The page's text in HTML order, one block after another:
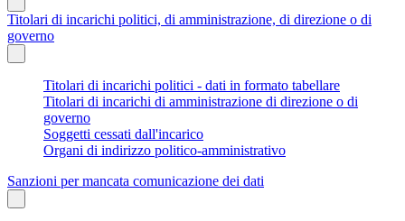
Titolari di incarichi politici, di amministrazione, di direzione o di
governo
Titolari di incarichi politici - dati in formato tabellare
Titolari di incarichi di amministrazione di direzione o di
governo
Soggetti cessati dall'incarico
Organi di indirizzo politico-amministrativo
Sanzioni per mancata comunicazione dei dati